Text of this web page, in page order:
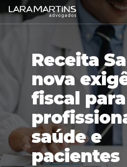
Skip
to
main
Receita
nova
fiscal para
saúde e
pacientes